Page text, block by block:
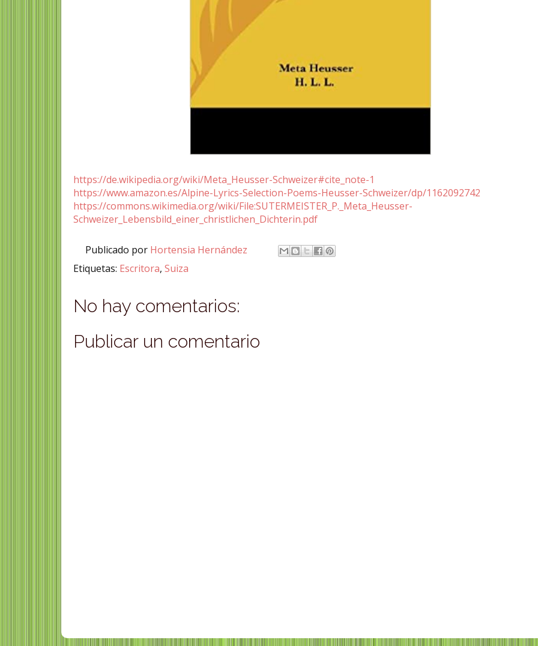
https://de.wikipedia.org/wiki/Meta_Heusser-Schweizer#cite_note-1
https://www.amazon.es/Alpine-Lyrics-Selection-Poems-Heusser-Schweizer/dp/1162092742
https://commons.wikimedia.org/wiki/File:SUTERMEISTER_P._Meta_Heusser-
Schweizer_Lebensbild_einer_christlichen_Dichterin.pdf
Publicado por Hortensia Hernández
Etiquetas: Escritora,Suiza
No hay comentarios:
Publicar un comentario